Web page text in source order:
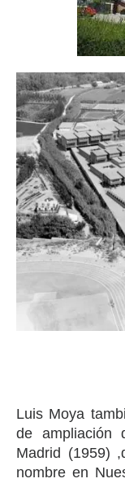
Luis Moya
de ampliación
Madrid (1959)
nombre en